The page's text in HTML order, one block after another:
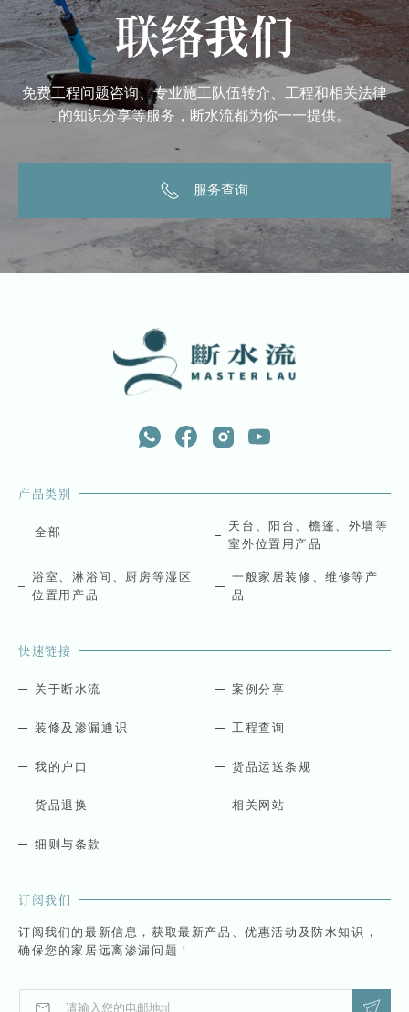
联络我们
免费工程问题咨询、专业施工队伍转介、工程和相关法律
的知识分享等服务，断水流都为你一一提供。
服务查询
产品类别
全部
天台、阳台、檐篷、外墙等
室外位置用产品
浴室、淋浴间、厨房等湿区
位置用产品
一般家居装修、维修等产
品
快速链接
关于断水流 案例分享
装修及渗漏通识 工程查询
我的户口 货品运送条规
货品退换 相关网站
细则与条款
订阅我们
订阅我们的最新信息，获取最新产品、优惠活动及防水知识，
确保您的家居远离渗漏问题！